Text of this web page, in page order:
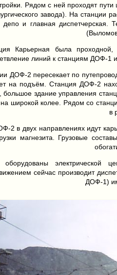
Рядом с ней проходят
завода). На станции
депо и главная
(Выломов
Карьерная была
линий к станциям ДОФ-
ДОФ-2 пересекает по
на подъём. Станция ДОФ-2
большое здание управления
широкой колее. Рядом со
в
2 в двух направлениях идут
магнезита. Грузовые
электрической
сейчас производит
ДОФ-1)